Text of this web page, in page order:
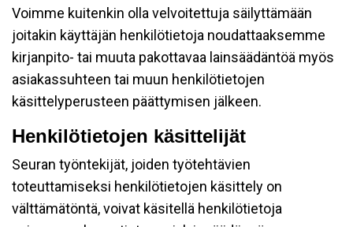
Voimme kuitenkin olla velvoitettuja säilyttämään
joitakin käyttäjän henkilötietoja noudattaaksemme
kirjanpito- tai muuta pakottavaa lainsäädäntöä myös
asiakassuhteen tai muun henkilötietojen
käsittelyperusteen päättymisen jälkeen.
Henkilötietojen käsittelijät
Seuran työntekijät, joiden työtehtävien
toteuttamiseksi henkilötietojen käsittely on
välttämätöntä, voivat käsitellä henkilötietoja